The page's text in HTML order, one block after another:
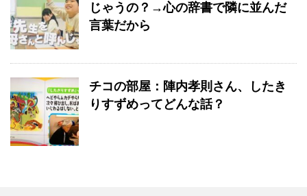
じゃうの？→心の辞書で隣に並んだ
言葉だから
チコの部屋：陣内孝則さん、したき
りすずめってどんな話？